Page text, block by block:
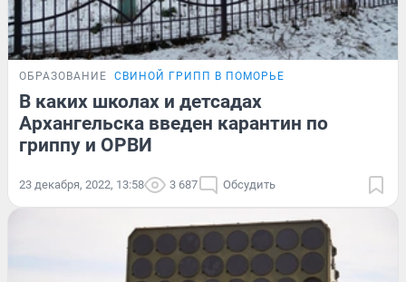
ОБРАЗОВАНИЕ СВИНОЙ ГРИПП В ПОМОРЬЕ
В каких школах и детсадах
Архангельска введен карантин по
гриппу и ОРВИ
23 декабря, 2022, 13:58 3 687 Обсудить